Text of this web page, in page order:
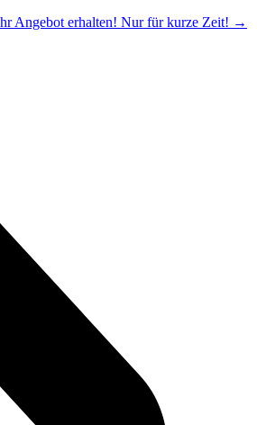
Angebot erhalten! Nur für kurze Zeit! →